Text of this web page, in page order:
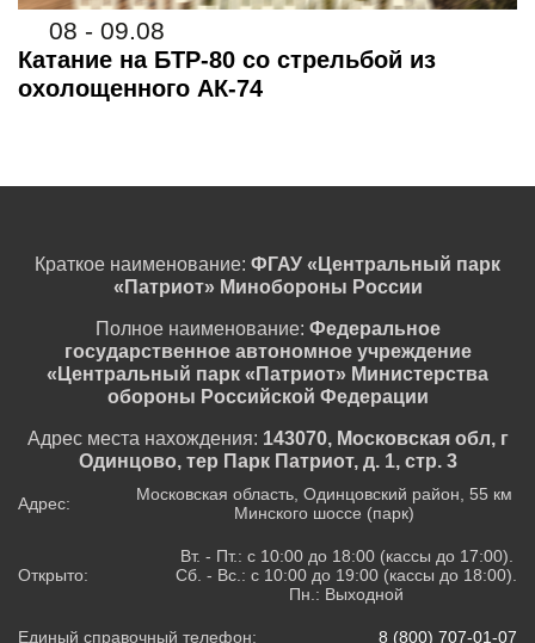
08 - 09.08
Катание на БТР-80 со стрельбой из
охолощенного АК-74
Краткое наименование: ФГАУ «Центральный парк
«Патриот» Минобороны России
Полное наименование: Федеральное
государственное автономное учреждение
«Центральный парк «Патриот» Министерства
обороны Российской Федерации
Адрес места нахождения: 143070, Московская обл, г
Одинцово, тер Парк Патриот, д. 1, стр. 3
Адрес:
Московская область, Одинцовский район, 55 км
Минского шоссе (парк)
Открыто:
Вт. - Пт.: с 10:00 до 18:00 (кассы до 17:00).
Сб. - Вс.: с 10:00 до 19:00 (кассы до 18:00).
Пн.: Выходной
Единый справочный телефон: 8 (800) 707-01-07